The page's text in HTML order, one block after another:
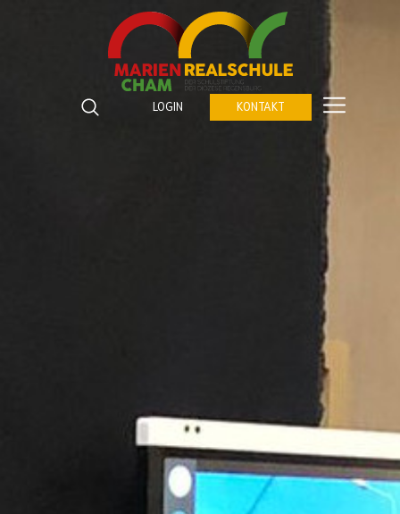
LOGIN KONTAKT
Suchbegriffe
Marienrealschule Cham
Katzberger Straße 5
Cham
verwaltung@marienrealschule-cham.de